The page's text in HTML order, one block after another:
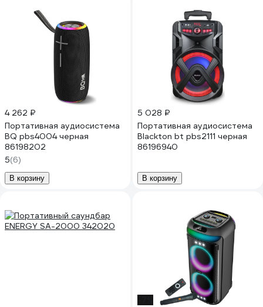
4 262 ₽
Портативная аудиосистема
BQ pbs4004 черная
86198202
5(6)
В корзину
5 028 ₽
Портативная аудиосистема
Blackton bt pbs2111 черная
86196940
В корзину